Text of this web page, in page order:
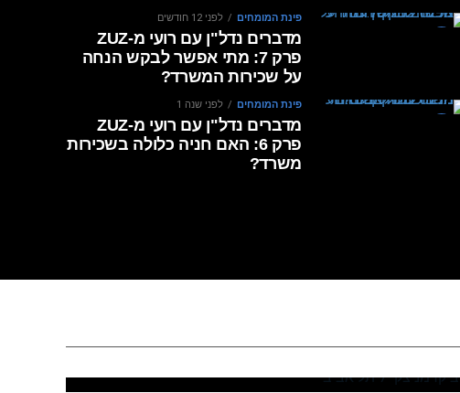
פינת המומחים לפני 12 חודשים
מדברים נדל"ן עם רועי מ-ZUZ
פרק 7: מתי אפשר לבקש הנחה
על שכירות המשרד?
פינת המומחים לפני שנה 1
מדברים נדל"ן עם רועי מ-ZUZ
פרק 6: האם חניה כלולה בשכירות
משרד?
בפרויקט הדגל